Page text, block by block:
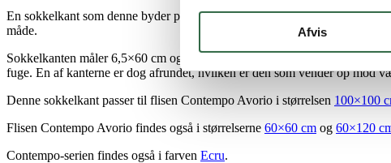
Afvis
En sokkelkant som denne byder på en praktisk løsning til din væg, da
måde.
Sokkelkanten måler 6,5×60 cm og passer derfor til både 60×60- og
fuge. En af kanterne er dog afrundet, hvilken er den som vender op mod
Denne sokkelkant passer til flisen Contempo Avorio i størrelsen 100×100
Flisen Contempo Avorio findes også i størrelserne 60×60 cm og 60×120
Contempo-serien findes også i farven Ecru.